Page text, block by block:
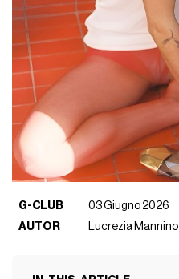
G-CLUB
03 Giugno 2026
AUTOR
Lucrezia Mannino